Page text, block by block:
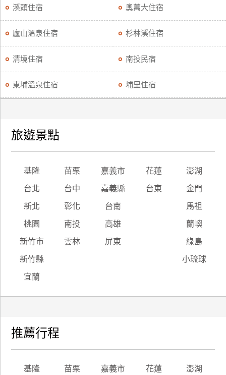
溪頭住宿 奧萬大住宿
廬山溫泉住宿 杉林溪住宿
清境住宿 南投民宿
東埔溫泉住宿 埔里住宿
旅遊景點
基隆 苗栗 嘉義市 花蓮 澎湖
台北 台中 嘉義縣 台東 金門
新北 彰化 台南 馬祖
桃園 南投 高雄 蘭嶼
新竹市 雲林 屏東 綠島
新竹縣 小琉球
宜蘭
推薦行程
基隆 苗栗 嘉義市 花蓮 澎湖